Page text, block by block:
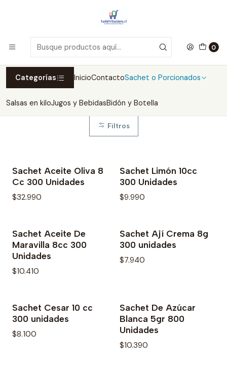
0
Categorías InicioContactoSachet o Porcionados
Salsas en kiloJugos y BebidasBidón y Botella
Sachet o Porcionados
Sachet o Porcionados
formato Sachet, Stick o blíster, ideal para Delivery,
Cafeterías, Casinos, entre otros. Productos como Azúcar
en sachet, mermeladas individuales, Salsas, y mucho más.
Filtros
No disponible
Sachet Aceite Oliva 8
Cc 300 Unidades
$32.990
Sachet Limón 10cc
300 Unidades
$9.990
Agotado
Sachet Aceite De
Maravilla 8cc 300
Unidades
$10.410
No disponible
Sachet Ají Crema 8g
300 unidades
$7.940
No disponible
Sachet Cesar 10 cc
300 unidades
$8.100
Sachet De Azúcar
Blanca 5gr 800
Unidades
$10.390